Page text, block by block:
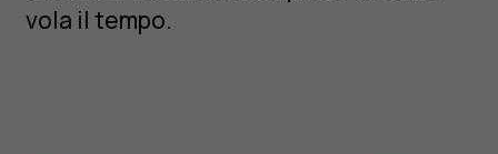
vola il tempo.